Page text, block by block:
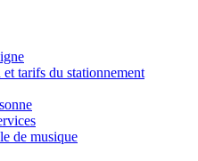
tarifs du stationnement
de musique